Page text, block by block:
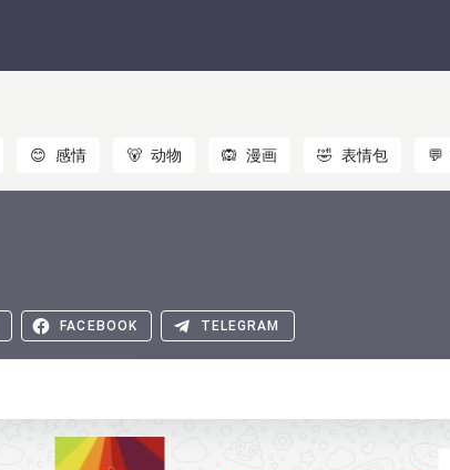
😊 感情 🐻 动物 🙉 漫画 🤣 表情包 💬
FACEBOOK TELEGRAM